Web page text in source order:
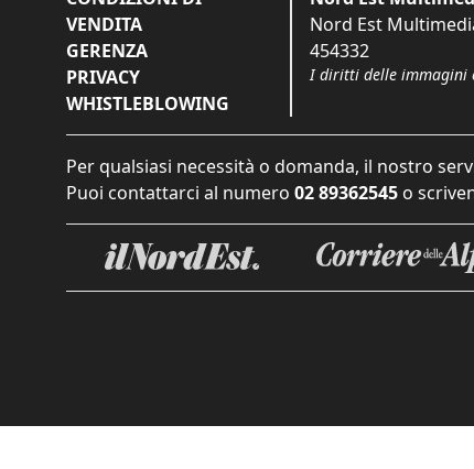
VENDITA
GERENZA
PRIVACY
WHISTLEBLOWING
Nord Est
454332
I diritti delle immagini
Per qualsiasi necessità o domanda, il nostro
Puoi contattarci al numero 02 89362545 o